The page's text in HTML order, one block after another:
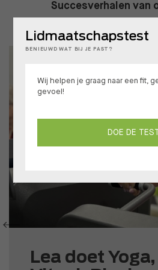
Succesverhalen van
Lea doet
Yoga, Pilates,
Yoga bij
Lidmaatschapstest
BENIEUWD WAT BIJ JE PAST?
Wij helpen je graag naar een fit,
gevoel!
DOE DE